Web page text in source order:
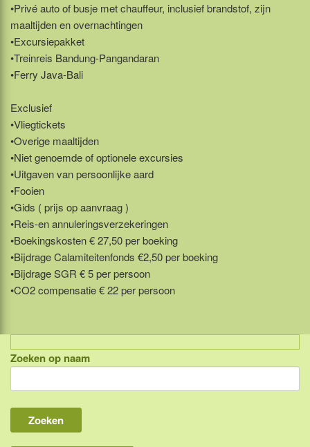
•Privé auto of busje met chauffeur, inclusief brandstof, zijn
maaltijden en overnachtingen
•Excursiepakket
•Treinreis Bandung-Pangandaran
•Ferry Java-Bali
Exclusief
•Vliegtickets
•Overige maaltijden
•Niet genoemde of optionele excursies
•Uitgaven van persoonlijke aard
•Fooien
•Gids ( prijs op aanvraag )
•Reis-en annuleringsverzekeringen
•Boekingskosten € 27,50 per boeking
•Bijdrage Calamiteitenfonds €2,50 per boeking
•Bijdrage SGR € 5 per persoon
•CO2 compensatie € 22 per persoon
Indonesië, eilandcombinaties
Bali
Lombok
Flores & Komodo
Zoeken op naam